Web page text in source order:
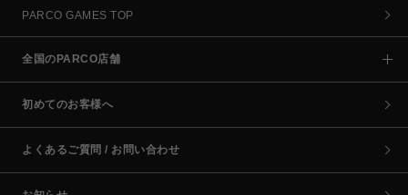
PARCO GAMES TOP
全国のPARCO店舗
初めてのお客様へ
よくあるご質問 / お問い合わせ